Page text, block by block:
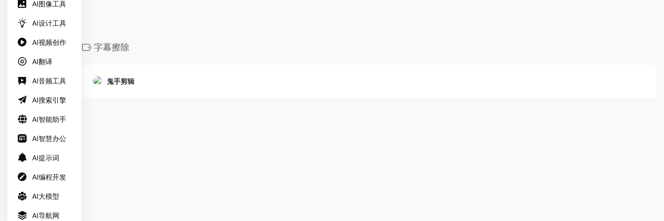
AI图像工具
AI设计工具
AI视频创作
AI翻译
AI音频工具
AI搜索引擎
AI智能助手
AI智慧办公
AI提示词
AI编程开发
AI大模型
AI导航网
字幕擦除
鬼手剪辑